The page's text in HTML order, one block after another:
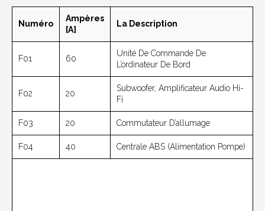
Numéro
Ampères
[A]
La Description
F01 60
Unité De Commande De
L’ordinateur De Bord
F02 20
Subwoofer, Amplificateur Audio Hi-
Fi
F03 20 Commutateur D’allumage
F04 40 Centrale ABS (alimentation Pompe)